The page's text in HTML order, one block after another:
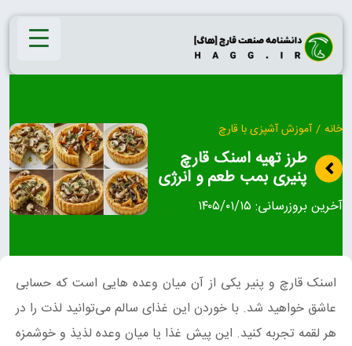
Skip
content
خانه / آموزش آشپزی با قارچ
طرز تهیه اسنک قارچ
پنیری بمب طعم و انرژی
آخرین بروزرسانی: ۱۴۰۵/۰۱/۱۵
اسنک قارچ و پنیر یکی از آن میان وعده هایی است که حسابی
عاشق خواهید شد. با خوردن این غذای سالم می‌توانید لذت را در
هر لقمه تجربه کنید. این پیش غذا یا میان وعده لذیذ و خوشمزه